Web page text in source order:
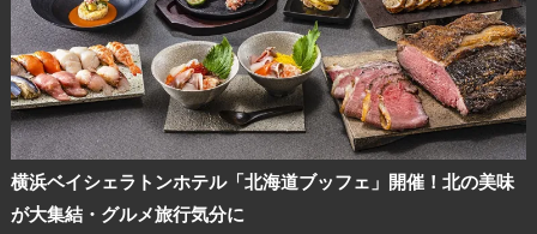
横浜ベイシェラトンホテル「北海道ブッフェ」開催！北の美味
が大集結・グルメ旅行気分に